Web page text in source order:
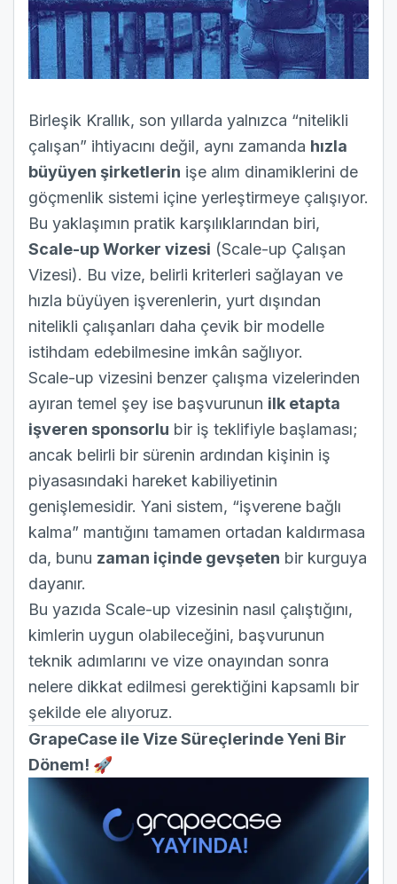
Birleşik Krallık, son yıllarda yalnızca “nitelikli
çalışan” ihtiyacını değil, aynı zamanda hızla
büyüyen şirketlerin işe alım dinamiklerini de
göçmenlik sistemi içine yerleştirmeye çalışıyor.
Bu yaklaşımın pratik karşılıklarından biri,
Scale-up Worker vizesi (Scale-up Çalışan
Vizesi). Bu vize, belirli kriterleri sağlayan ve
hızla büyüyen işverenlerin, yurt dışından
nitelikli çalışanları daha çevik bir modelle
istihdam edebilmesine imkân sağlıyor.
Scale-up vizesini benzer çalışma vizelerinden
ayıran temel şey ise başvurunun ilk etapta
işveren sponsorlu bir iş teklifiyle başlaması;
ancak belirli bir sürenin ardından kişinin iş
piyasasındaki hareket kabiliyetinin
genişlemesidir. Yani sistem, “işverene bağlı
kalma” mantığını tamamen ortadan kaldırmasa
da, bunu zaman içinde gevşeten bir kurguya
dayanır.
Bu yazıda Scale-up vizesinin nasıl çalıştığını,
kimlerin uygun olabileceğini, başvurunun
teknik adımlarını ve vize onayından sonra
nelere dikkat edilmesi gerektiğini kapsamlı bir
şekilde ele alıyoruz.
GrapeCase ile Vize Süreçlerinde Yeni Bir
Dönem! 🚀